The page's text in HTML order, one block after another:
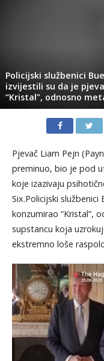
Policijski službenici
izvijestili su da je
“Kristal”, odnosno
Pjevač Liam Pejn
preminuo, bio je pod
koje izazivaju
Six.Policijski
konzumirao “Kristal”,
supstancu koja
ekstremno loše